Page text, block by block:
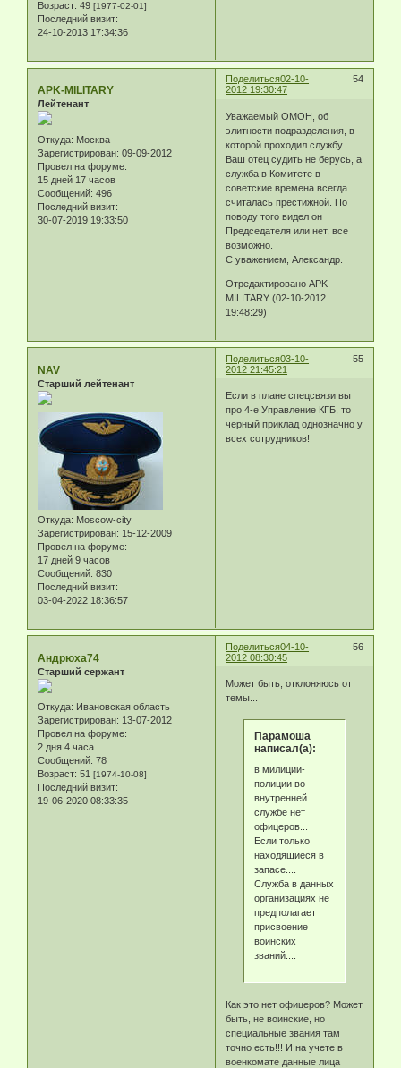
Возраст: 49 [1977-02-01]
Последний визит:
24-10-2013 17:34:36
Поделиться 54
02-10-
2012 19:30:47
APK-MILITARY
Лейтенант
Откуда: Москва
Зарегистрирован: 09-09-2012
Провел на форуме:
15 дней 17 часов
Сообщений: 496
Последний визит:
30-07-2019 19:33:50
Уважаемый ОМОН, об
элитности подразделения, в
которой проходил службу
Ваш отец судить не берусь, а
служба в Комитете в
советские времена всегда
считалась престижной. По
поводу того видел он
Председателя или нет, все
возможно.
С уважением, Александр.
Отредактировано APK-
MILITARY (02-10-2012
19:48:29)
Поделиться 55
03-10-
2012 21:45:21
NAV
Старший лейтенант
Откуда: Moscow-city
Зарегистрирован: 15-12-2009
Провел на форуме:
17 дней 9 часов
Сообщений: 830
Последний визит:
03-04-2022 18:36:57
Если в плане спецсвязи вы
про 4-е Управление КГБ, то
черный приклад однозначно у
всех сотрудников!
Поделиться 56
04-10-
2012 08:30:45
Андрюха74
Старший сержант
Откуда: Ивановская область
Зарегистрирован: 13-07-2012
Провел на форуме:
2 дня 4 часа
Сообщений: 78
Возраст: 51 [1974-10-08]
Последний визит:
19-06-2020 08:33:35
Может быть, отклоняюсь от
темы...
Парамоша
написал(а):
в милиции-
полиции во
внутренней
службе нет
офицеров...
Если только
находящиеся в
запасе....
Служба в данных
организациях не
предполагает
присвоение
воинских
званий....
Как это нет офицеров? Может
быть, не воинские, но
специальные звания там
точно есть!!! И на учете в
военкомате данные лица